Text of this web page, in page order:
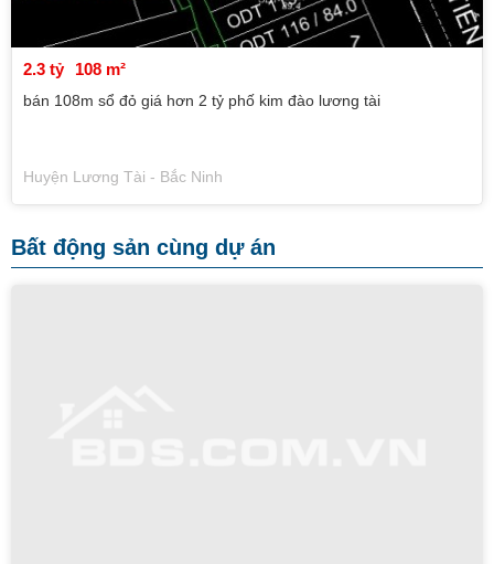
2.3 tỷ 108 m²
bán 108m sổ đỏ giá hơn 2 tỷ phố kim đào lương tài
Huyện Lương Tài - Bắc Ninh
Bất động sản cùng dự án